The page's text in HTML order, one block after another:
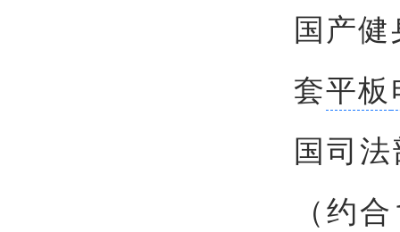
国产
套平板
国司
（约